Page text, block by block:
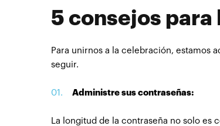
5 consejos
Para unirnos a la celebración, estamos
seguir.
Administre sus contraseñas:
La longitud de la contraseña no solo